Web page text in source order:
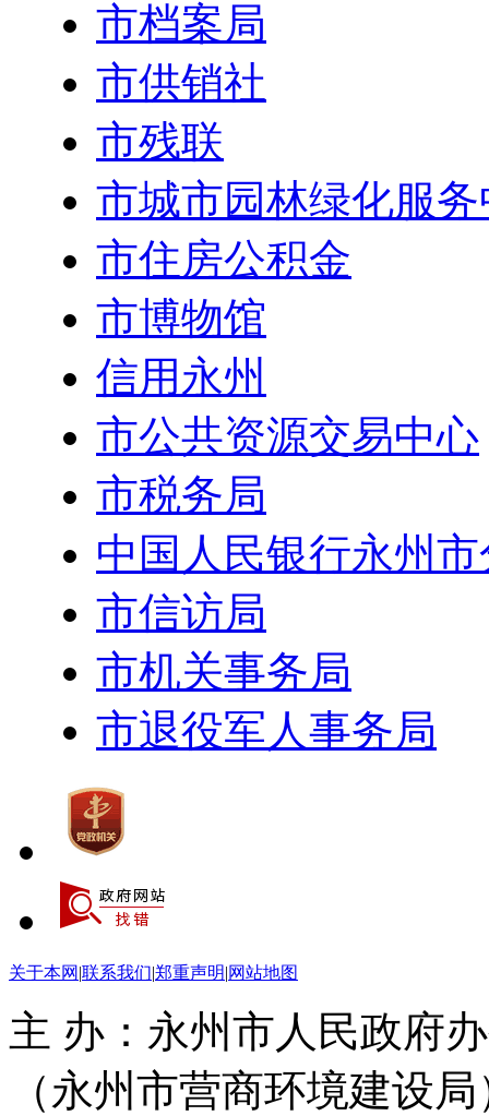
市档案局
市供销社
市残联
市城市园林绿化服
市住房公积金
市博物馆
信用永州
市公共资源交易中心
市税务局
中国人民银行永州
市信访局
市机关事务局
市退役军人事务局
关于本网 |联系我们|郑重声明|网站地图
主 办：永州市人民政府
（永州市营商环境建设局